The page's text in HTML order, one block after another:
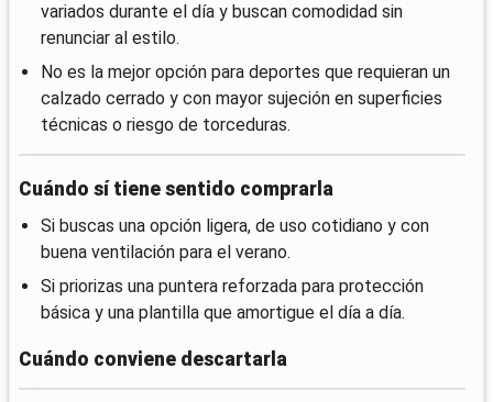
variados durante el día y buscan comodidad sin
renunciar al estilo.
No es la mejor opción para deportes que requieran un
calzado cerrado y con mayor sujeción en superficies
técnicas o riesgo de torceduras.
Cuándo sí tiene sentido comprarla
Si buscas una opción ligera, de uso cotidiano y con
buena ventilación para el verano.
Si priorizas una puntera reforzada para protección
básica y una plantilla que amortigue el día a día.
Cuándo conviene descartarla